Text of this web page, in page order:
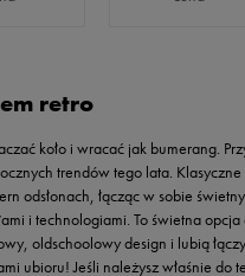
retro
koło i wracać jak bumerang.
trendów tego lata.
odsłonach, łącząc w sobie
i technologiami. To świetna
oldschoolowy design i lubią
ubioru! Jeśli należysz właśnie do